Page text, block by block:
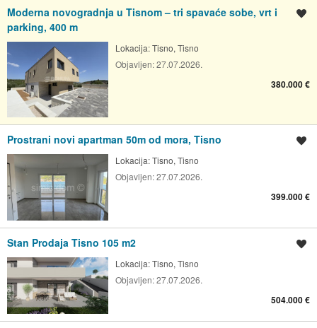
Moderna novogradnja u Tisnom – tri spavaće sobe, vrt i
parking, 400 m
Lokacija:Tisno, Tisno
Objavljen:27.07.2026.
380.000 €
Prostrani novi apartman 50m od mora, Tisno
Lokacija:Tisno, Tisno
Objavljen:27.07.2026.
399.000 €
Stan Prodaja Tisno 105 m2
Lokacija:Tisno, Tisno
Objavljen:27.07.2026.
504.000 €